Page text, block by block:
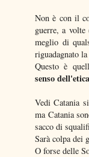
Non è con il
guerre, a volte
meglio di
riguadagnato
Questo è
senso dell'etica
Vedi Catania
ma Catania
sacco di
Sarà colpa dei
O forse delle